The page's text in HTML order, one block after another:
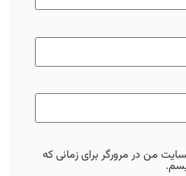
من در مرورگر برای زمانی که